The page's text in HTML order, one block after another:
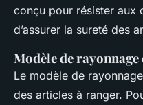
conçu pour résister aux
d’assurer la sureté des
Modèle de
Le modèle de
des articles à ranger.